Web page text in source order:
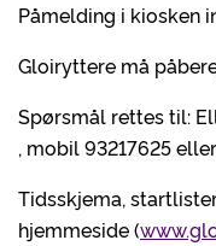
Påmelding i kiosken
Gloiryttere må
Spørsmål rettes til:
, mobil 93217625
Tidsskjema,
hjemmeside (